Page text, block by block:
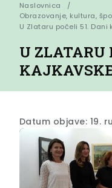
Naslovnica
Obrazovanje, kultura,
U Zlataru počeli 51.
U ZLATARU
Datum objave: 19.